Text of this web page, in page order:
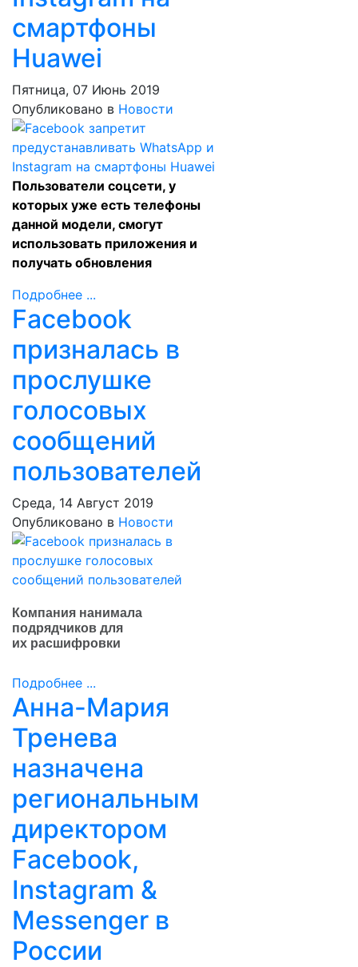
смартфоны
Huawei
Пятница, 07 Июнь 2019
Опубликовано в Новости
Пользователи соцсети, у
которых уже есть телефоны
данной модели, смогут
использовать приложения и
получать обновления
Подробнее ...
Facebook
призналась в
прослушке
голосовых
сообщений
пользователей
Среда, 14 Август 2019
Опубликовано в Новости
Компания нанимала
подрядчиков для
их расшифровки
Подробнее ...
Анна-Мария
Тренева
назначена
региональным
директором
Facebook,
Instagram &
Messenger в
России